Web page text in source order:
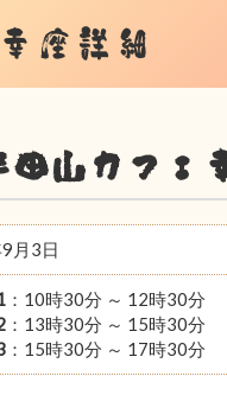
幸座詳細
田山カフェ
月3日
：10時30分 ～ 12時30分
：13時30分 ～ 15時30分
：15時30分 ～ 17時30分